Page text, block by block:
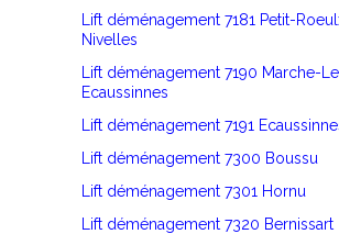
Lift déménagement 7181 Petit-
Nivelles
Lift déménagement 7190 Marche-
Ecaussinnes
Lift déménagement 7191
Lift déménagement 7300 Boussu
Lift déménagement 7301 Hornu
Lift déménagement 7320 Bernissart